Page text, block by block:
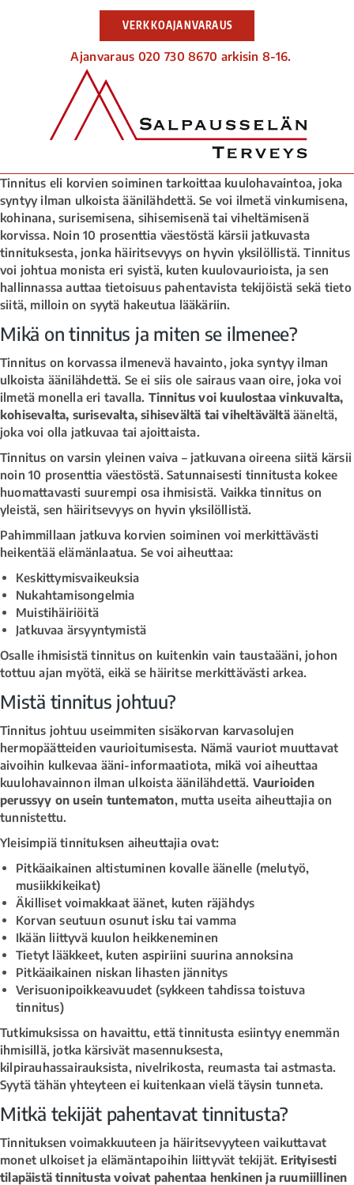
VERKKOAJANVARAUS
Ajanvaraus 020 730 8670 arkisin 8-16.
Tinnitus eli korvien soiminen tarkoittaa kuulohavaintoa, joka
syntyy ilman ulkoista äänilähdettä. Se voi ilmetä vinkumisena,
kohinana, surisemisena, sihisemisenä tai viheltämisenä
korvissa. Noin 10 prosenttia väestöstä kärsii jatkuvasta
tinnituksesta, jonka häiritsevyys on hyvin yksilöllistä. Tinnitus
voi johtua monista eri syistä, kuten kuulovaurioista, ja sen
hallinnassa auttaa tietoisuus pahentavista tekijöistä sekä tieto
siitä, milloin on syytä hakeutua lääkäriin.
Mikä on tinnitus ja miten se ilmenee?
Tinnitus on korvassa ilmenevä havainto, joka syntyy ilman
ulkoista äänilähdettä. Se ei siis ole sairaus vaan oire, joka voi
ilmetä monella eri tavalla. Tinnitus voi kuulostaa vinkuvalta,
kohisevalta, surisevalta, sihisevältä tai viheltävältäääneltä,
joka voi olla jatkuvaa tai ajoittaista.
Tinnitus on varsin yleinen vaiva – jatkuvana oireena siitä kärsii
noin 10 prosenttia väestöstä. Satunnaisesti tinnitusta kokee
huomattavasti suurempi osa ihmisistä. Vaikka tinnitus on
yleistä, sen häiritsevyys on hyvin yksilöllistä.
Pahimmillaan jatkuva korvien soiminen voi merkittävästi
heikentää elämänlaatua. Se voi aiheuttaa:
Keskittymisvaikeuksia
Nukahtamisongelmia
Muistihäiriöitä
Jatkuvaa ärsyyntymistä
Osalle ihmisistä tinnitus on kuitenkin vain taustaääni, johon
tottuu ajan myötä, eikä se häiritse merkittävästi arkea.
Mistä tinnitus johtuu?
Tinnitus johtuu useimmiten sisäkorvan karvasolujen
hermopäätteiden vaurioitumisesta. Nämä vauriot muuttavat
aivoihin kulkevaa ääni-informaatiota, mikä voi aiheuttaa
kuulohavainnon ilman ulkoista äänilähdettä. Vaurioiden
perussyy on usein tuntematon, mutta useita aiheuttajia on
tunnistettu.
Yleisimpiä tinnituksen aiheuttajia ovat:
Pitkäaikainen altistuminen kovalle äänelle (melutyö,
musiikkikeikat)
Äkilliset voimakkaat äänet, kuten räjähdys
Korvan seutuun osunut isku tai vamma
Ikään liittyvä kuulon heikkeneminen
Tietyt lääkkeet, kuten aspiriini suurina annoksina
Pitkäaikainen niskan lihasten jännitys
Verisuonipoikkeavuudet (sykkeen tahdissa toistuva
tinnitus)
Tutkimuksissa on havaittu, että tinnitusta esiintyy enemmän
ihmisillä, jotka kärsivät masennuksesta,
kilpirauhassairauksista, nivelrikosta, reumasta tai astmasta.
Syytä tähän yhteyteen ei kuitenkaan vielä täysin tunneta.
Mitkä tekijät pahentavat tinnitusta?
Tinnituksen voimakkuuteen ja häiritsevyyteen vaikuttavat
monet ulkoiset ja elämäntapoihin liittyvät tekijät. Erityisesti
tilapäistä tinnitusta voivat pahentaa henkinen ja ruumiillinen